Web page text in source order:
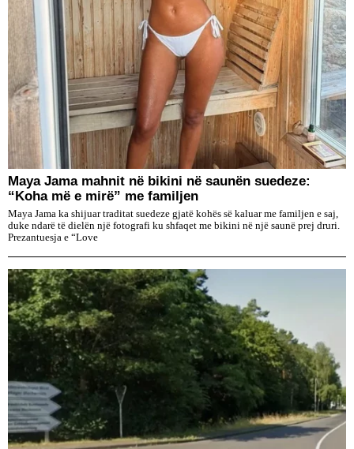
Maya Jama mahnit në bikini në saunën suedeze:
“Koha më e mirë” me familjen
Maya Jama ka shijuar traditat suedeze gjatë kohës së kaluar me familjen e saj,
duke ndarë të dielën një fotografi ku shfaqet me bikini në një saunë prej druri.
Prezantuesja e “Love